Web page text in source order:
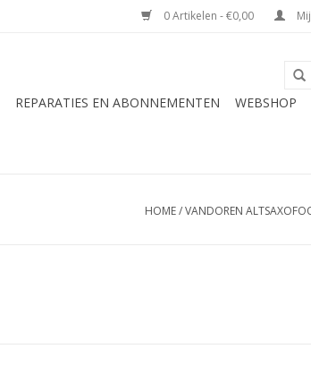
0 Artikelen - €0,00
REPARATIES EN ABONNEMENTEN
WEBSHOP
HOME/VANDOREN